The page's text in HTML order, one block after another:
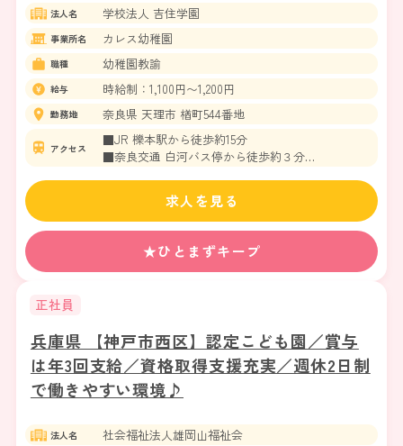
法人名 学校法人 吉住学園
事業所名 カレス幼稚園
職種 幼稚園教諭
給与 時給制：1,100円〜1,200円
勤務地 奈良県 天理市 楢町544番地
アクセス
■JR 櫟本駅から徒歩約15分
■奈良交通 白河バス停から徒歩約３分
★ひとまずキープ
求人を見る
正社員
兵庫県 【神戸市西区】認定こども園／賞与
は年3回支給／資格取得支援充実／週休2日制
で働きやすい環境♪
法人名 社会福祉法人雄岡山福祉会